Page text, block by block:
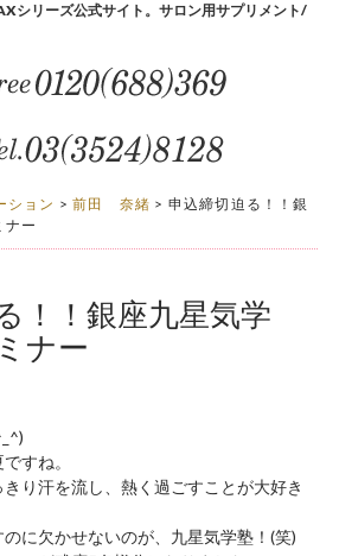
シリーズ公式サイト。サロン用サプリメント/
ション >前田 奈緒 > 申込締切迫る！！銀
ー
！！銀座九星気学
ナー
すね。
り汗を流し、熱く過ごすことが大好き
に欠かせないのが、九星気学塾！(笑)